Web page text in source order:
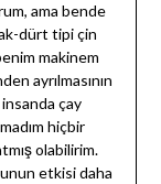
ama bende
dürt tipi çin
makinem
ayrılmasının
çay
hiçbir
olabilirim.
etkisi daha